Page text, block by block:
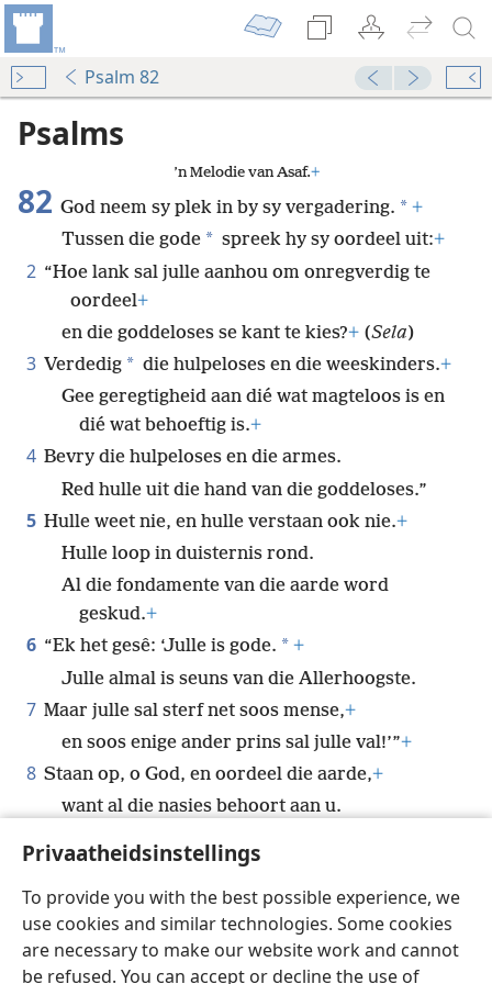
Privaatheidsinstellings
To provide you with the best possible experience, we
use cookies and similar technologies. Some cookies
are necessary to make our website work and cannot
be refused. You can accept or decline the use of
Psalm 82
Psalms
’n Melodie van Asaf.+
82 God neem sy plek in by sy vergadering. * +
Tussen die gode * spreek hy sy oordeel uit:+
2 “Hoe lank sal julle aanhou om onregverdig te
oordeel+
en die goddeloses se kant te kies?+ (Sela)
3 Verdedig * die hulpeloses en die weeskinders.+
Gee geregtigheid aan dié wat magteloos is en
dié wat behoeftig is.+
4 Bevry die hulpeloses en die armes.
Red hulle uit die hand van die goddeloses.”
5 Hulle weet nie, en hulle verstaan ook nie.+
Hulle loop in duisternis rond.
Al die fondamente van die aarde word
geskud.+
6 “Ek het gesê: ‘Julle is gode. * +
Julle almal is seuns van die Allerhoogste.
7 Maar julle sal sterf net soos mense,+
en soos enige ander prins sal julle val!’”+
8 Staan op, o God, en oordeel die aarde,+
want al die nasies behoort aan u.
Afrikaans Deel Voorkeure
Copyright© 2026 Watch Tower Bible and Tract Society of Pennsylvania
Gebruiksvoorwaardes Privaatheidsbeleid Privaatheidsinstellings